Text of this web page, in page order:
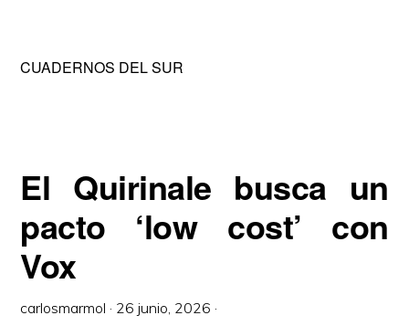
'underground'
garde'
CUADERNOS DEL SUR
El Quirinale busca un
pacto ‘low cost’ con
Vox
carlosmarmol · 26 junio, 2026 ·